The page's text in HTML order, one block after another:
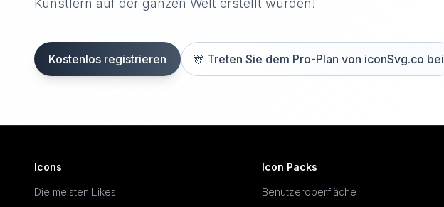
Kostenlos registrieren 🎊 Treten Sie dem Pro-Plan von iconSvg.co bei
Icons
Die meisten Likes
Icon Packs
Benutzeroberfläche